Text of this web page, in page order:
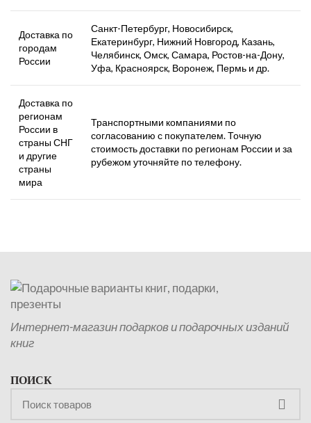
Доставка по
городам
России
Санкт-Петербург, Новосибирск,
Екатеринбург, Нижний Новгород, Казань,
Челябинск, Омск, Самара, Ростов-на-Дону,
Уфа, Красноярск, Воронеж, Пермь и др.
Доставка по
регионам
России в
страны СНГ
и другие
страны
мира
Транспортными компаниями по
согласованию с покупателем. Точную
стоимость доставки по регионам России и за
рубежом уточняйте по телефону.
Интернет-магазин подарков и подарочных изданий
книг
ПОИСК